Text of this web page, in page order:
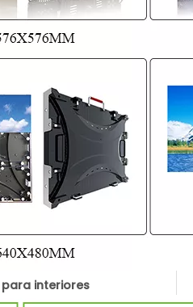
para interiores